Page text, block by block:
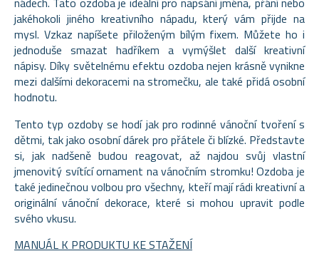
jakéhokoli jiného kreativního nápadu, který vám přijde na
mysl. Vzkaz napíšete přiloženým bílým fixem. Můžete ho i
jednoduše smazat hadříkem a vymýšlet další kreativní
nápisy. Díky světelnému efektu ozdoba nejen krásně vynikne
mezi dalšími dekoracemi na stromečku, ale také přidá osobní
hodnotu.
Tento typ ozdoby se hodí jak pro rodinné vánoční tvoření s
dětmi, tak jako osobní dárek pro přátele či blízké. Představte
si, jak nadšeně budou reagovat, až najdou svůj vlastní
jmenovitý svítící ornament na vánočním stromku! Ozdoba je
také jedinečnou volbou pro všechny, kteří mají rádi kreativní a
originální vánoční dekorace, které si mohou upravit podle
svého vkusu.
MANUÁL K PRODUKTU KE STAŽENÍ